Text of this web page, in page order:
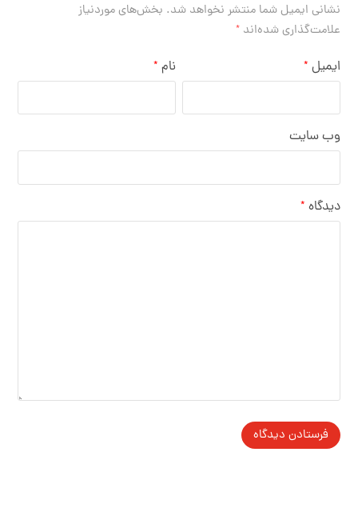
نشانی ایمیل شما منتشر نخواهد شد. بخش‌های موردنیاز
علامت‌گذاری شده‌اند*
نام * ایمیل *
وب‌ سایت
دیدگاه *